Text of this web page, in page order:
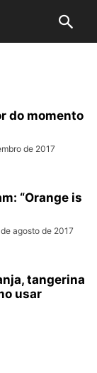
do momento
de 2017
“Orange is
agosto de 2017
tangerina
usar